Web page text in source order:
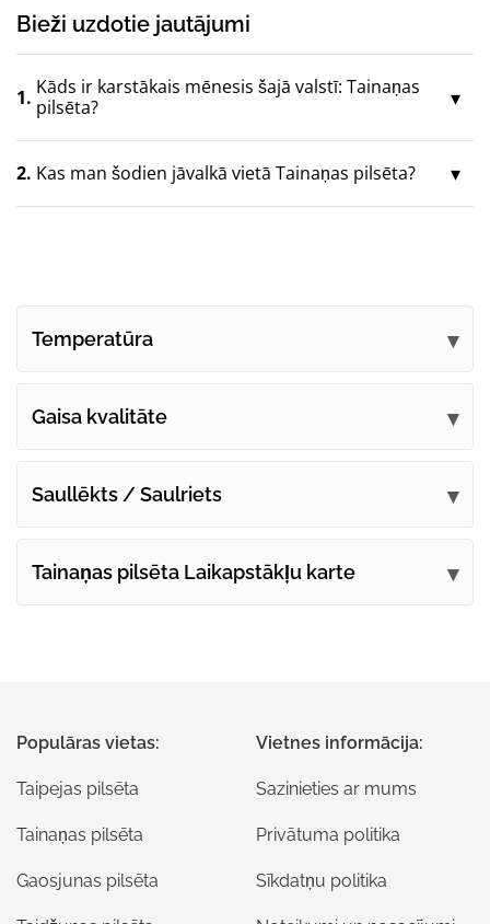
Bieži uzdotie jautājumi
1. Kāds ir karstākais mēnesis šajā valstī: Tainaņas
pilsēta?
2. Kas man šodien jāvalkā vietā Tainaņas pilsēta?
Temperatūra
Gaisa kvalitāte
Saullēkts / Saulriets
Tainaņas pilsēta Laikapstākļu karte
Populāras vietas:
Taipejas pilsēta
Tainaņas pilsēta
Gaosjunas pilsēta
Vietnes informācija:
Sazinieties ar mums
Privātuma politika
Sīkdatņu politika